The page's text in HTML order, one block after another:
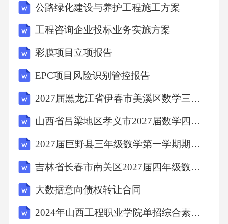
体讨论决定，班子
成员按职责分工抓好贯彻落实，支持院长依法
依规独立负责行使
建设工作的意见》
和省委《关于加强公立医院党的建设工作的实
挥党组织把方向、管大局、作决策、促改革、
保落实的领导作用。
公路绿化建设与养护工程施工方案
工程咨询企业投标业务实施方案
彩膜项目立项报告
EPC项目风险识别管控报告
2027届黑龙江省伊春市美溪区数学三上期末调研试题含解析
山西省吕梁地区孝义市2027届数学四年级第一学期期末调研模拟试题含解析
2027届巨野县三年级数学第一学期期末调研试题含解析
吉林省长春市南关区2027届四年级数学第一学期期末统考模拟试题含解析
大数据意向债权转让合同
2024年山西工程职业学院单招综合素质考试模拟试卷附参考答案详解（培优）